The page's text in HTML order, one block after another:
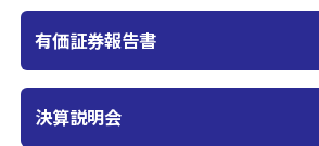
有価証券報告書
決算説明会